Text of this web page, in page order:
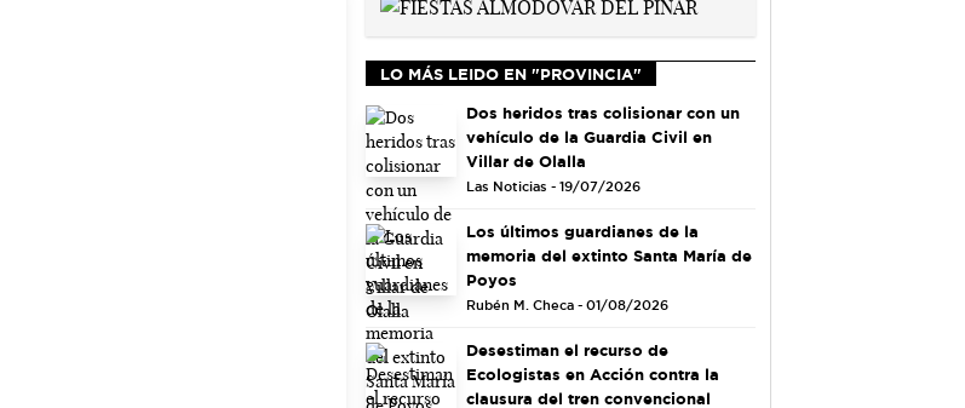
LO MÁS LEIDO EN "PROVINCIA"
Dos heridos tras colisionar con un
vehículo de la Guardia Civil en
Villar de Olalla
Las Noticias - 19/07/2026
Los últimos guardianes de la
memoria del extinto Santa María de
Poyos
Rubén M. Checa - 01/08/2026
Desestiman el recurso de
Ecologistas en Acción contra la
clausura del tren convencional